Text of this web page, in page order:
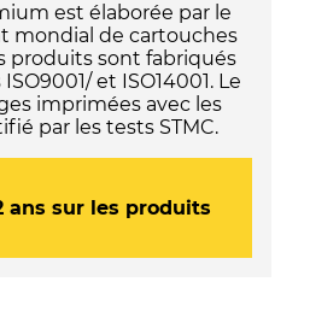
est élaborée par le
mondial de cartouches
produits sont fabriqués
et ISO14001. Le
imprimées avec les
par les tests STMC.
ans sur les produits